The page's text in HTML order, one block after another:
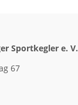
Sportkegler e. V.
67